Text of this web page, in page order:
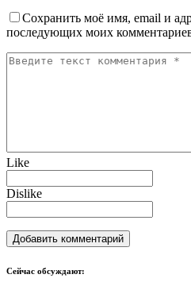
Сохранить моё имя, email и
последующих моих
Like
Dislike
Сейчас обсуждают: